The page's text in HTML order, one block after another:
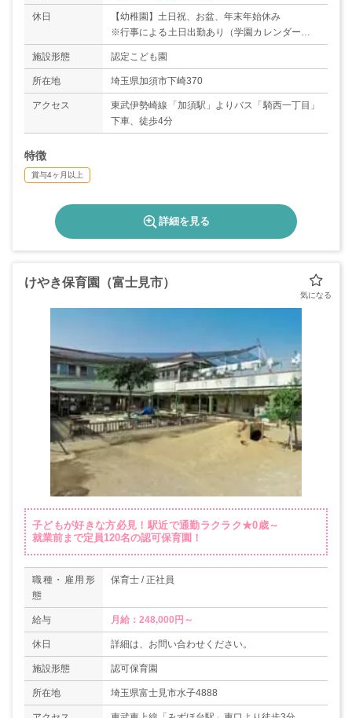
休日
【幼稚園】土日祝、お盆、年末年始休み
※行事による土日出勤あり（学園カレンダーによ
る）
※年間休日数：120日
【保育園】土日祝、お盆、年末年始休み
※シフト及び園行事による土曜出勤あり（学園カ
レンダーによる）
※年間休日数：120日
施設形態 認定こども園
所在地 埼玉県加須市下崎370
アクセス
東武伊勢崎線「加須駅」よりバス「騎西一丁目」
下車、徒歩4分
特徴
賞与4ヶ月以上
詳細を見る
けやき保育園（富士見市）
子どもが好きな方必見！駅近で通勤ラクラク★0歳～
就業前まで定員120名の認可保育園！
職種・雇用形
態
保育士 / 正社員
給与 月給：248,000円～
休日 詳細は、お問い合わせください。
施設形態 認可保育園
所在地 埼玉県富士見市水子4888